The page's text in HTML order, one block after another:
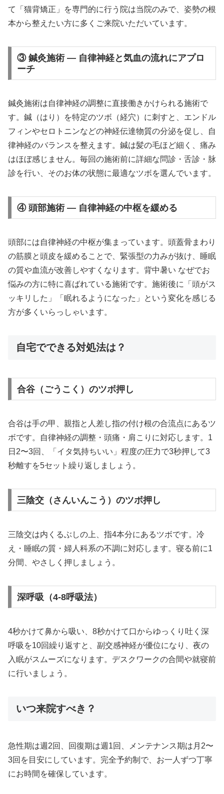
て「猫背矯正」を専門的に行う院は当院のみで、姿勢の根
本から整えたい方に多くご来院いただいています。
③ 鍼灸施術 — 自律神経と気血の流れにアプロ
ーチ
鍼灸施術は自律神経の調整に直接働きかけられる施術で
す。鍼（はり）を特定のツボ（経穴）に刺すと、エンドル
フィンやセロトニンなどの神経伝達物質の分泌を促し、自
律神経のバランスを整えます。鍼は髪の毛ほど細く、痛み
はほぼ感じません。毎回の施術前に詳細な問診・舌診・脉
診を行い、そのお体の状態に最適なツボを選んでいます。
④ 頭部施術 — 自律神経の中枢を緩める
頭部には自律神経の中枢が集まっています。頭蓋骨まわり
の筋膜と頭皮を緩めることで、緊張型の力みが抜け、睡眠
の質や血流が改善しやすくなります。背中暑い なぜでお
悩みの方に特に喜ばれている施術です。施術後に「頭がス
ッキリした」「眠れるようになった」という変化を感じる
方が多くいらっしゃいます。
自宅でできる対処法は？
合谷（ごうこく）のツボ押し
合谷は手の甲、親指と人差し指の付け根の合流点にあるツ
ボです。自律神経の調整・頭痛・肩こりに対応します。1
日2〜3回、「イタ気持ちいい」程度の圧力で3秒押して3
秒離すを5セット繰り返しましょう。
三陰交（さんいんこう）のツボ押し
三陰交は内くるぶしの上、指4本分にあるツボです。冷
え・睡眠の質・婦人科系の不調に対応します。寝る前に1
分間、やさしく押しましょう。
深呼吸（4-8呼吸法）
4秒かけて鼻から吸い、8秒かけて口からゆっくり吐く深
呼吸を10回繰り返すと、副交感神経が優位になり、夜の
入眠がスムーズになります。デスクワークの合間や就寝前
に行いましょう。
いつ来院すべき？
急性期は週2回、回復期は週1回、メンテナンス期は月2〜
3回を目安にしています。完全予約制で、お一人ずつ丁寧
にお時間を確保しています。